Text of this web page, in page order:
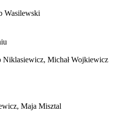
Wasilewski
Niklasiewicz, Michał Wojkiewicz
Maja Misztal